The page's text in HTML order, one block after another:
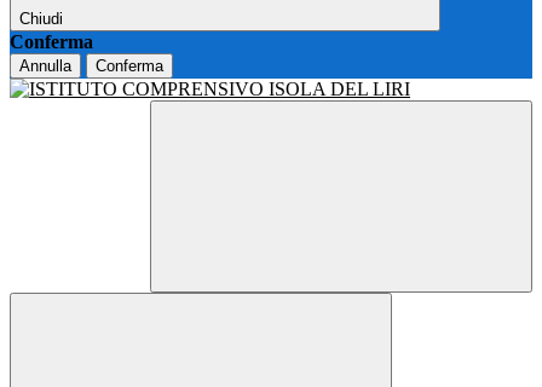
Chiudi
Conferma
Annulla Conferma